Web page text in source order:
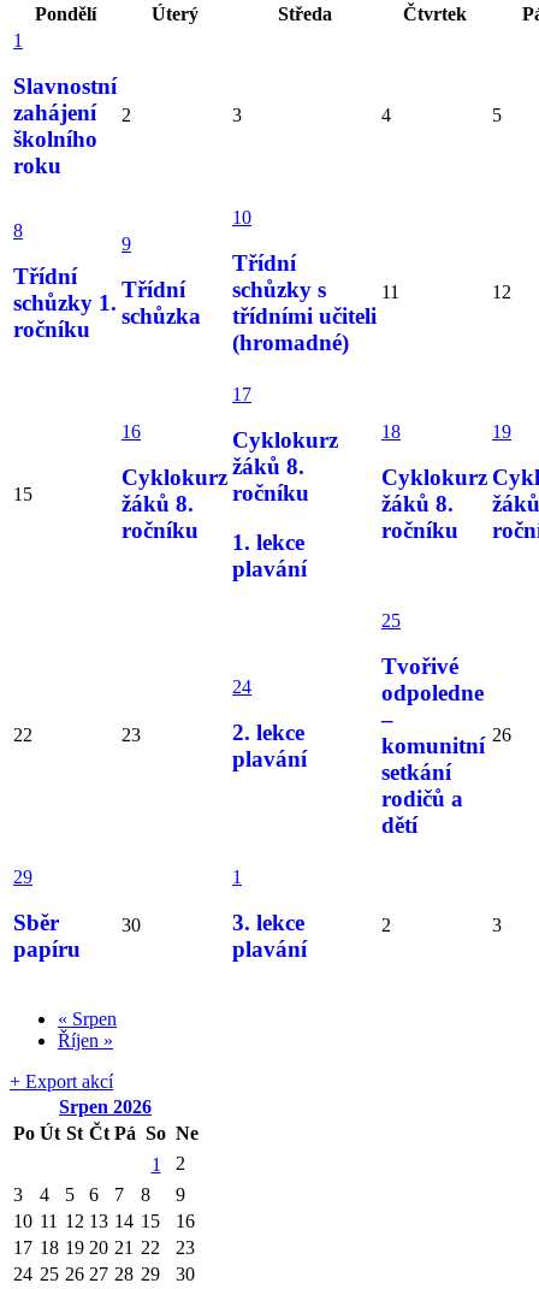
Pondělí
Úterý Středa Čtvrtek
1
Slavnostní
zahájení
školního
roku
2 3 4 5
8
Třídní
schůzky 1.
ročníku
9
Třídní
schůzka
10
Třídní
schůzky s
třídními učiteli
(hromadné)
11 12
15
16
Cyklokurz
žáků 8.
ročníku
17
Cyklokurz
žáků 8.
ročníku
1. lekce
plavání
18
Cyklokurz
žáků 8.
ročníku
19
22 23
24
2. lekce
plavání
25
Tvořivé
odpoledne
–
komunitní
setkání
rodičů a
dětí
26
29
Sběr
papíru
30
1
3. lekce
plavání
2 3
« Srpen
Říjen »
+ Export akcí
Srpen 2026
Po Út St Čt Pá So Ne
1
2
3
4 5 6 7 8
9
10 11 12 13 14 15
16
17 18 19 20 21 22
23
24 25 26 27 28 29 30